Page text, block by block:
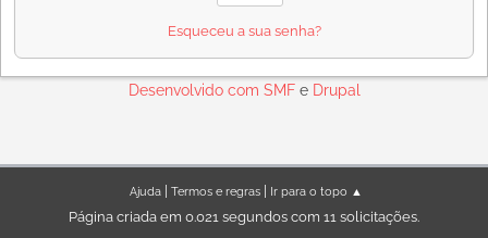
Esqueceu a sua senha?
Desenvolvido com SMFe Drupal
Ajuda| Termos e regras| Ir para o topo ▲
Página criada em 0.021 segundos com 11 solicitações.